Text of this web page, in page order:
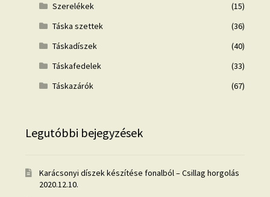
Szerelékek
(15)
Táska szettek
(36)
Táskadíszek
(40)
Táskafedelek
(33)
Táskazárók
(67)
Legutóbbi bejegyzések
Karácsonyi díszek készítése fonalból – Csillag horgolás
2020.12.10.